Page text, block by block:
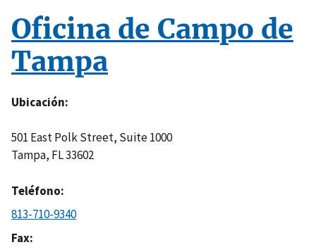
Oficina de Campo de
Tampa
Ubicación
501 East Polk Street, Suite 1000
Tampa, FL33602
Teléfono
813-710-9340
Fax